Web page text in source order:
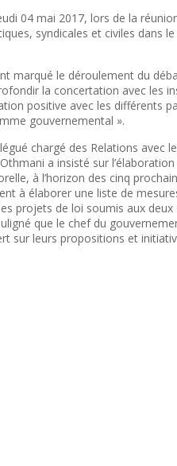
04 mai 2017, lors de la
syndicales et civiles dans
marqué le déroulement du
la concertation avec les
positive avec les différents
gouvernemental ».
chargé des Relations
a insisté sur
à l’horizon des cinq
à élaborer une liste de
projets de loi soumis aux
que le chef du
leurs propositions et